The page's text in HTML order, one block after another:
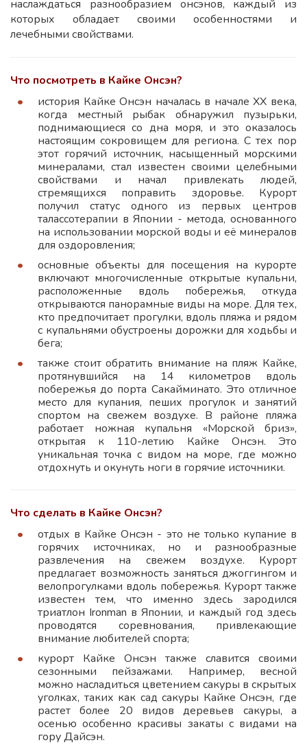
наслаждаться разнообразием онсэнов, каждый из
которых обладает своими особенностями и
лечебными свойствами.
Что посмотреть в Кайке Онсэн?
история Кайке Онсэн началась в начале XX века,
когда местный рыбак обнаружил пузырьки,
поднимающиеся со дна моря, и это оказалось
настоящим сокровищем для региона. С тех пор
этот горячий источник, насыщенный морскими
минералами, стал известен своими целебными
свойствами и начал привлекать людей,
стремящихся поправить здоровье. Курорт
получил статус одного из первых центров
талассотерапии в Японии - метода, основанного
на использовании морской воды и её минералов
для оздоровления;
основные объекты для посещения на курорте
включают многочисленные открытые купальни,
расположенные вдоль побережья, откуда
открываются панорамные виды на море. Для тех,
кто предпочитает прогулки, вдоль пляжа и рядом
с купальнями обустроены дорожки для ходьбы и
бега;
также стоит обратить внимание на пляж Кайке,
протянувшийся на 14 километров вдоль
побережья до порта Сакайминато. Это отличное
место для купания, пеших прогулок и занятий
спортом на свежем воздухе. В районе пляжа
работает ножная купальня «Морской бриз»,
открытая к 110-летию Кайке Онсэн. Это
уникальная точка с видом на море, где можно
отдохнуть и окунуть ноги в горячие источники.
Что сделать в Кайке Онсэн?
отдых в Кайке Онсэн - это не только купание в
горячих источниках, но и разнообразные
развлечения на свежем воздухе. Курорт
предлагает возможность заняться джоггингом и
велопрогулками вдоль побережья. Курорт также
известен тем, что именно здесь зародился
триатлон Ironman в Японии, и каждый год здесь
проводятся соревнования, привлекающие
внимание любителей спорта;
курорт Кайке Онсэн также славится своими
сезонными пейзажами. Например, весной
можно насладиться цветением сакуры в скрытых
уголках, таких как сад сакуры Кайке Онсэн, где
растет более 20 видов деревьев сакуры, а
осенью особенно красивы закаты с видами на
гору Дайсэн.